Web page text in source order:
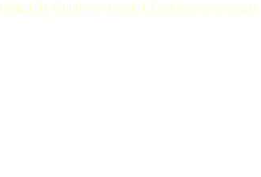
Children of user:0, Children of system:0